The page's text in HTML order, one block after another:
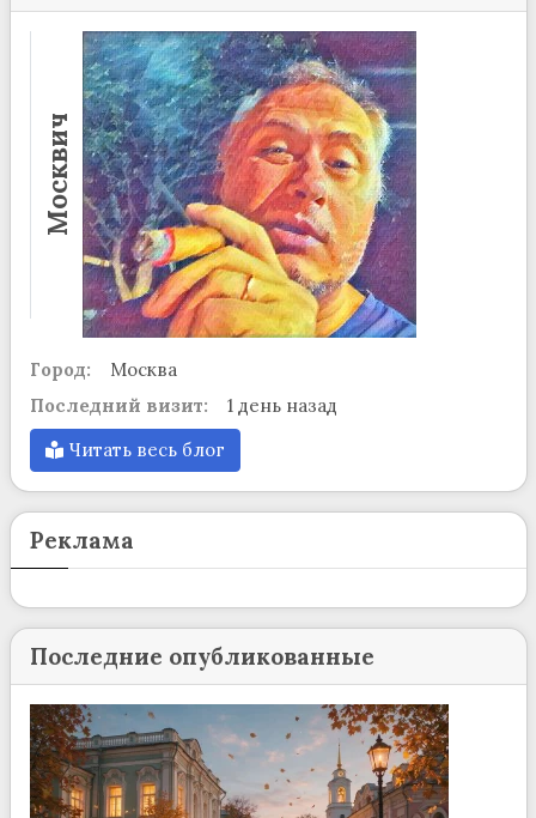
Москвич
Город:
Москва
Последний визит:
1 день назад
Читать весь блог
Реклама
Последние опубликованные